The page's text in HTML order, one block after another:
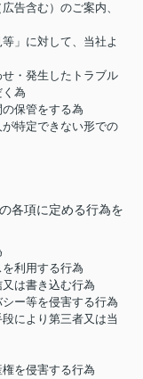
告含む）のご案内、
」に対して、当社よ
・発生したトラブル
為
保管をする為
特定できない形での
各項に定める行為を
利用する行為
は書き込む行為
ー等を侵害する行為
により第三者又は当
を侵害する行為